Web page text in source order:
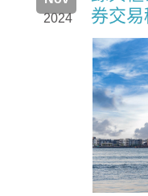
2024
券交易